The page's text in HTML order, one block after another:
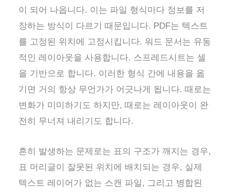
이 되어 나옵니다. 이는 파일 형식마다 정보를 저
장하는 방식이 다르기 때문입니다. PDF는 텍스트
를 고정된 위치에 고정시킵니다. 워드 문서는 유동
적인 레이아웃을 사용합니다. 스프레드시트는 셀
을 기반으로 합니다. 이러한 형식 간에 내용을 옮
기면 거의 항상 무언가가 어긋나게 됩니다. 때로는
변화가 미미하기도 하지만, 때로는 레이아웃이 완
전히 무너져 내리기도 합니다.
흔히 발생하는 문제로는 표의 구조가 깨지는 경우,
표 머리글이 잘못된 위치에 배치되는 경우, 실제
텍스트 레이어가 없는 스캔 파일, 그리고 병합된